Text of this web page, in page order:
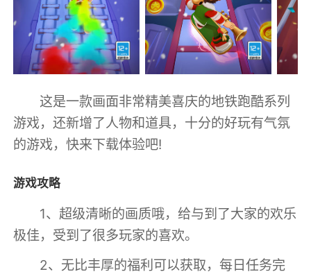
这是一款画面非常精美喜庆的地铁跑酷系列
游戏，还新增了人物和道具，十分的好玩有气氛
的游戏，快来下载体验吧!
游戏攻略
1、超级清晰的画质哦，给与到了大家的欢乐
极佳，受到了很多玩家的喜欢。
2、无比丰厚的福利可以获取，每日任务完